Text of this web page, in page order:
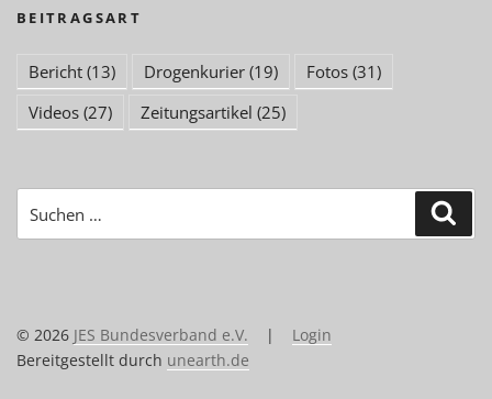
BEITRAGSART
Bericht (13) Drogenkurier (19) Fotos (31)
Videos (27) Zeitungsartikel (25)
nach:
© 2026 JES Bundesverband e.V. | Login
Bereitgestellt durch unearth.de